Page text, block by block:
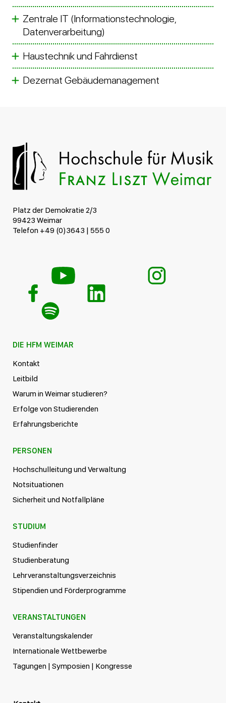
Zentrale IT (Informationstechnologie,
Datenverarbeitung)
Haustechnik und Fahrdienst
Dezernat Gebäudemanagement
Platz der Demokratie 2/3
99423 Weimar
Telefon +49 (0)3643 | 555 0
DIE HFM WEIMAR
Kontakt
Leitbild
Warum in Weimar studieren?
Erfolge von Studierenden
Erfahrungsberichte
PERSONEN
Hochschulleitung und Verwaltung
Notsituationen
Sicherheit und Notfallpläne
STUDIUM
Studienfinder
Studienberatung
Lehrveranstaltungsverzeichnis
Stipendien und Förderprogramme
VERANSTALTUNGEN
Veranstaltungskalender
Internationale Wettbewerbe
Tagungen | Symposien | Kongresse